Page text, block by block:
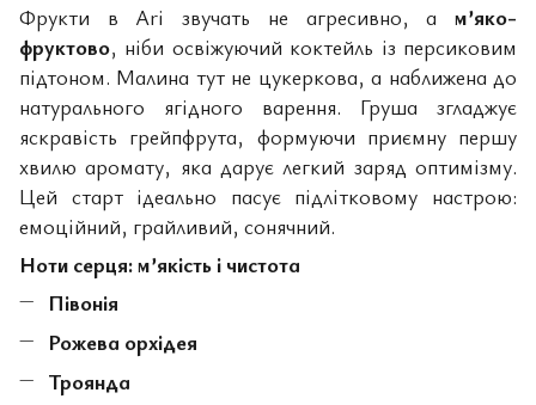
Фрукти в Ari звучать не агресивно, а м’яко-
фруктово, ніби освіжуючий коктейль із персиковим
підтоном. Малина тут не цукеркова, а наближена до
натурального ягідного варення. Груша згладжує
яскравість грейпфрута, формуючи приємну першу
хвилю аромату, яка дарує легкий заряд оптимізму.
Цей старт ідеально пасує підлітковому настрою:
емоційний, грайливий, сонячний.
Ноти серця: м’якість і чистота
Півонія
Рожева орхідея
Троянда